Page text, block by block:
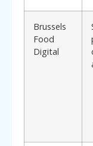
Brussels
Food
Digital